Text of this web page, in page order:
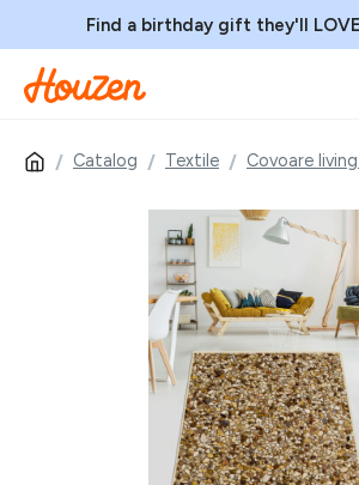
Find a birthday gift they'll
Catalog Textile Covoare